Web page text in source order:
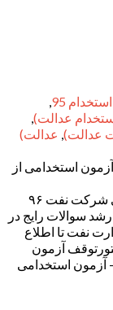
استخدام 95
,
عدالت),
عدالت), عدالت)
آزمون استخدامی از
سوالات رایج در
نفت تا اطلاع
آزمون
از سوی دیوان عدالت خبر ۲۱ آذر ۹۶ – آزمون استخدامی